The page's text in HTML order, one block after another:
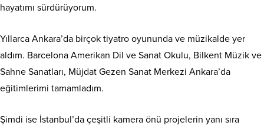
hayatımı sürdürüyorum.
Yıllarca Ankara’da birçok tiyatro oyununda ve müzikalde yer
aldım. Barcelona Amerikan Dil ve Sanat Okulu, Bilkent Müzik ve
Sahne Sanatları, Müjdat Gezen Sanat Merkezi Ankara’da
eğitimlerimi tamamladım.
Şimdi ise İstanbul’da çeşitli kamera önü projelerin yanı sıra